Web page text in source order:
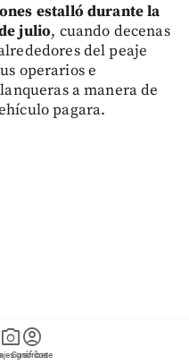
photo_camera
gráficos
account_circle
Suscríbete
estalló durante la
julio, cuando decenas
del peaje
operarios e
a manera de
pagara.